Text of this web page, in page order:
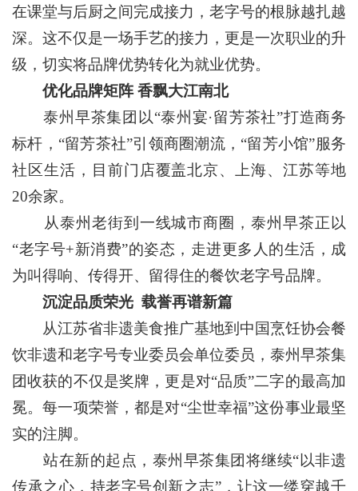
在课堂与后厨之间完成接力，老字号的根脉越扎越
深。这不仅是一场手艺的接力，更是一次职业的升
级，切实将品牌优势转化为就业优势。
优化品牌矩阵 香飘大江南北
泰州早茶集团以“泰州宴·留芳茶社”打造商务
标杆，“留芳茶社”引领商圈潮流，“留芳小馆”服务
社区生活，目前门店覆盖北京、上海、江苏等地
20余家。
从泰州老街到一线城市商圈，泰州早茶正以
“老字号+新消费”的姿态，走进更多人的生活，成
为叫得响、传得开、留得住的餐饮老字号品牌。
沉淀品质荣光 载誉再谱新篇
从江苏省非遗美食推广基地到中国烹饪协会餐
饮非遗和老字号专业委员会单位委员，泰州早茶集
团收获的不仅是奖牌，更是对“品质”二字的最高加
冕。每一项荣誉，都是对“尘世幸福”这份事业最坚
实的注脚。
站在新的起点，泰州早茶集团将继续“以非遗
传承之心，持老字号创新之志”，让这一缕穿越千